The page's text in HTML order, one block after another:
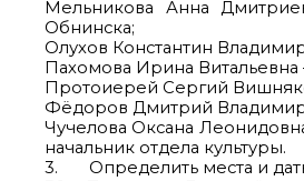
Мельникова Анна
Обнинска;
Олухов Константин
Пахомова Ирина
Протоиерей Сергий
Фёдоров Дмитрий
Чучелова Оксана
начальник отдела культуры.
3. Определить места и